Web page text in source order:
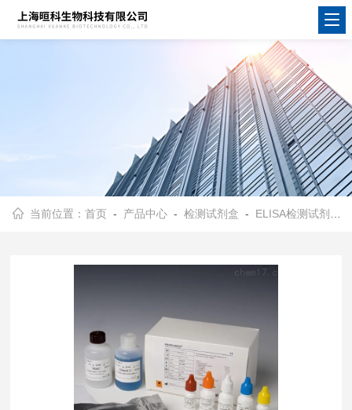
当前位置：首页 - 产品中心 -检测试剂盒 - ELISA检测试剂盒